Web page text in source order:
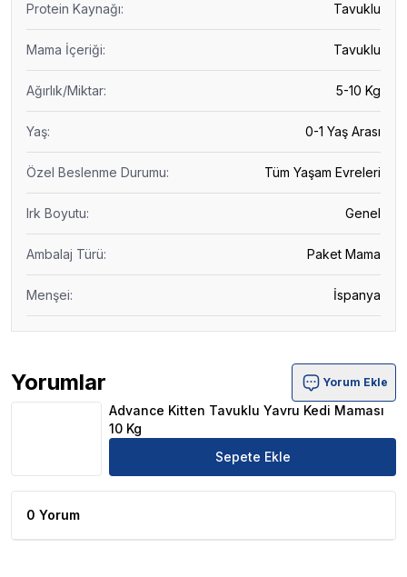
Protein Kaynağı: Tavuklu
Mama İçeriği: Tavuklu
Ağırlık/Miktar: 5-10 Kg
Yaş: 0-1 Yaş Arası
Özel Beslenme Durumu: Tüm Yaşam Evreleri
Irk Boyutu: Genel
Ambalaj Türü: Paket Mama
Menşei: İspanya
Yorumlar
Advance Kitten Tavuklu Yavru Kedi Maması 10 Kg Ürün
Yorum Ekle
Advance Kitten Tavuklu Yavru Kedi Maması
10 Kg
Sepete Ekle
0 Yorum